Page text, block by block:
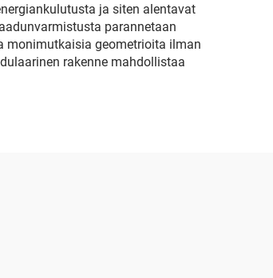
ja siten alentavat
parannetaan
monimutkaisia geometrioita ilman
rakenne mahdollistaa